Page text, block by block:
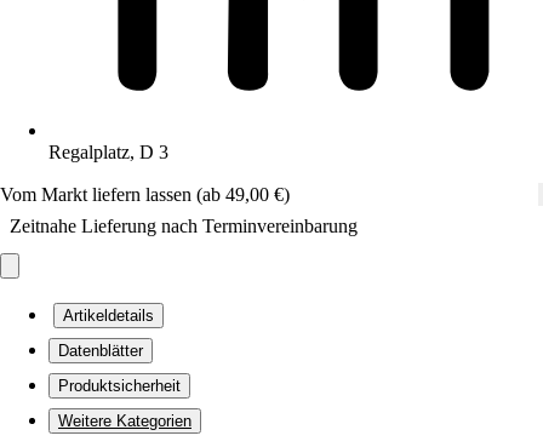
Regalplatz, D 3
Vom Markt liefern lassen (ab 49,00 €)
Zeitnahe Lieferung nach Terminvereinbarung
Artikeldetails
Datenblätter
Produktsicherheit
Weitere Kategorien